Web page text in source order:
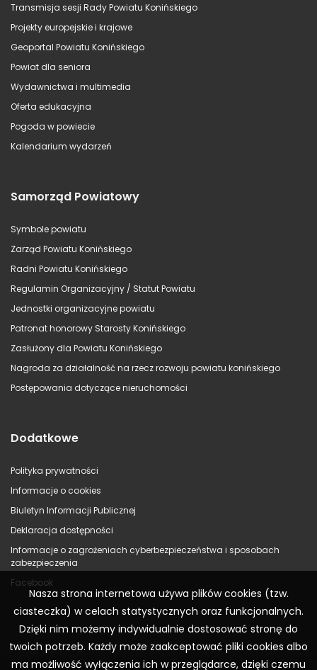
Transmisja sesji Rady Powiatu Konińskiego
Projekty europejskie i krajowe
Geoportal Powiatu Konińskiego
Powiat dla seniora
Wydawnictwa i multimedia
Oferta edukacyjna
Pogoda w powiecie
Kalendarium wydarzeń
Samorząd Powiatowy
Symbole powiatu
Zarząd Powiatu Konińskiego
Radni Powiatu Konińskiego
Regulamin Organizacyjny / Statut Powiatu
Jednostki organizacyjne powiatu
Patronat honorowy Starosty Konińskiego
Zasłużony dla Powiatu Konińskiego
Nagroda za działalność na rzecz rozwoju powiatu konińskiego
Postępowania dotyczące nieruchomości
Dodatkowe
Polityka prywatności
Informacje o cookies
Biuletyn Informacji Publicznej
Deklaracja dostępności
Informacje o zagrożeniach cyberbezpieczeństwa i sposobach
zabezpieczenia
Facebook
Nasza strona internetowa używa plików cookies (tzw.
ciasteczka) w celach statystycznych oraz funkcjonalnych.
Dzięki nim możemy indywidualnie dostosować stronę do
twoich potrzeb. Każdy może zaakceptować pliki cookies albo
ma możliwość wyłączenia ich w przeglądarce, dzięki czemu